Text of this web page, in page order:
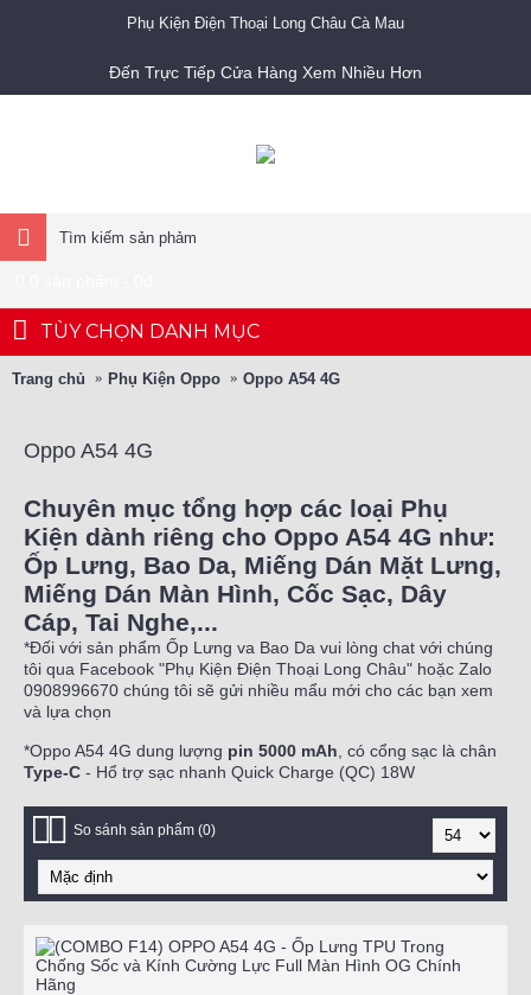
Phụ Kiện Điện Thoại Long Châu Cà Mau
Đến Trực Tiếp Cửa Hàng Xem Nhiều Hơn
TÙY CHỌN DANH MỤC
Trang chủ Phụ Kiện Oppo Oppo A54 4G
Oppo A54 4G
Chuyên mục tổng hợp các loại Phụ
Kiện dành riêng cho Oppo A54 4G như:
Ốp Lưng, Bao Da, Miếng Dán Mặt Lưng,
Miếng Dán Màn Hình, Cốc Sạc, Dây
Cáp, Tai Nghe,...
*Đối với sản phẩm Ốp Lưng va Bao Da vui lòng chat với chúng
tôi qua Facebook "Phụ Kiện Điện Thoại Long Châu" hoặc Zalo
0908996670 chúng tôi sẽ gửi nhiều mẩu mới cho các bạn xem
và lựa chọn
*Oppo A54 4G dung lượng pin 5000 mAh , có cổng sạc là chân
Type-C - Hổ trợ sạc nhanh Quick Charge (QC) 18W
So sánh sản phẩm (0)